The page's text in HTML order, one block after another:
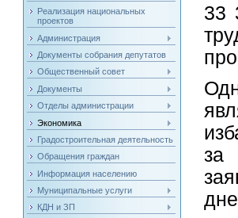
Реализация национальных
проектов
Администрация
Документы собрания депутатов
Общественный совет
Документы
Отделы администрации
Экономика
Градостроительная деятельность
Обращения граждан
Информация населению
Муниципальные услуги
КДН и ЗП
33
за